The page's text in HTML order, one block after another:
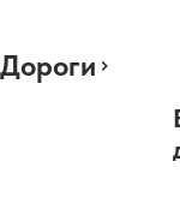
Дороги